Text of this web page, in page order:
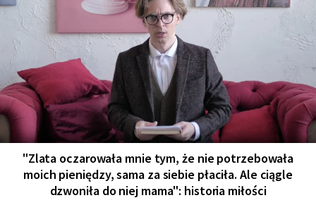
"Zlata oczarowała mnie tym, że nie potrzebowała
moich pieniędzy, sama za siebie płaciła. Ale ciągle
dzwoniła do niej mama": historia miłości